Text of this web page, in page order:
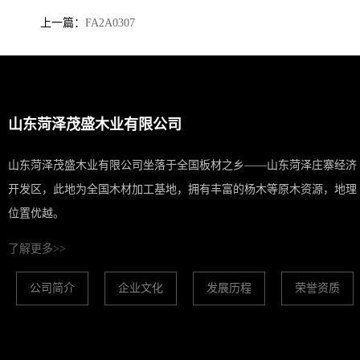
上一篇： FA2A0307
山东菏泽茂盛木业有限公司
山东菏泽茂盛木业有限公司坐落于全国板材之乡——山东菏泽庄寨经济
开发区，此地为全国木材加工基地，拥有丰富的杨木等原木资源，地理
位置优越。
了解更多>>
公司简介 企业文化 发展历程 荣誉资质